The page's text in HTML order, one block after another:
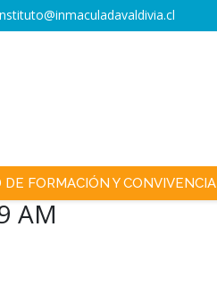
DE FORMACIÓN Y CONVIVENCIA
AM